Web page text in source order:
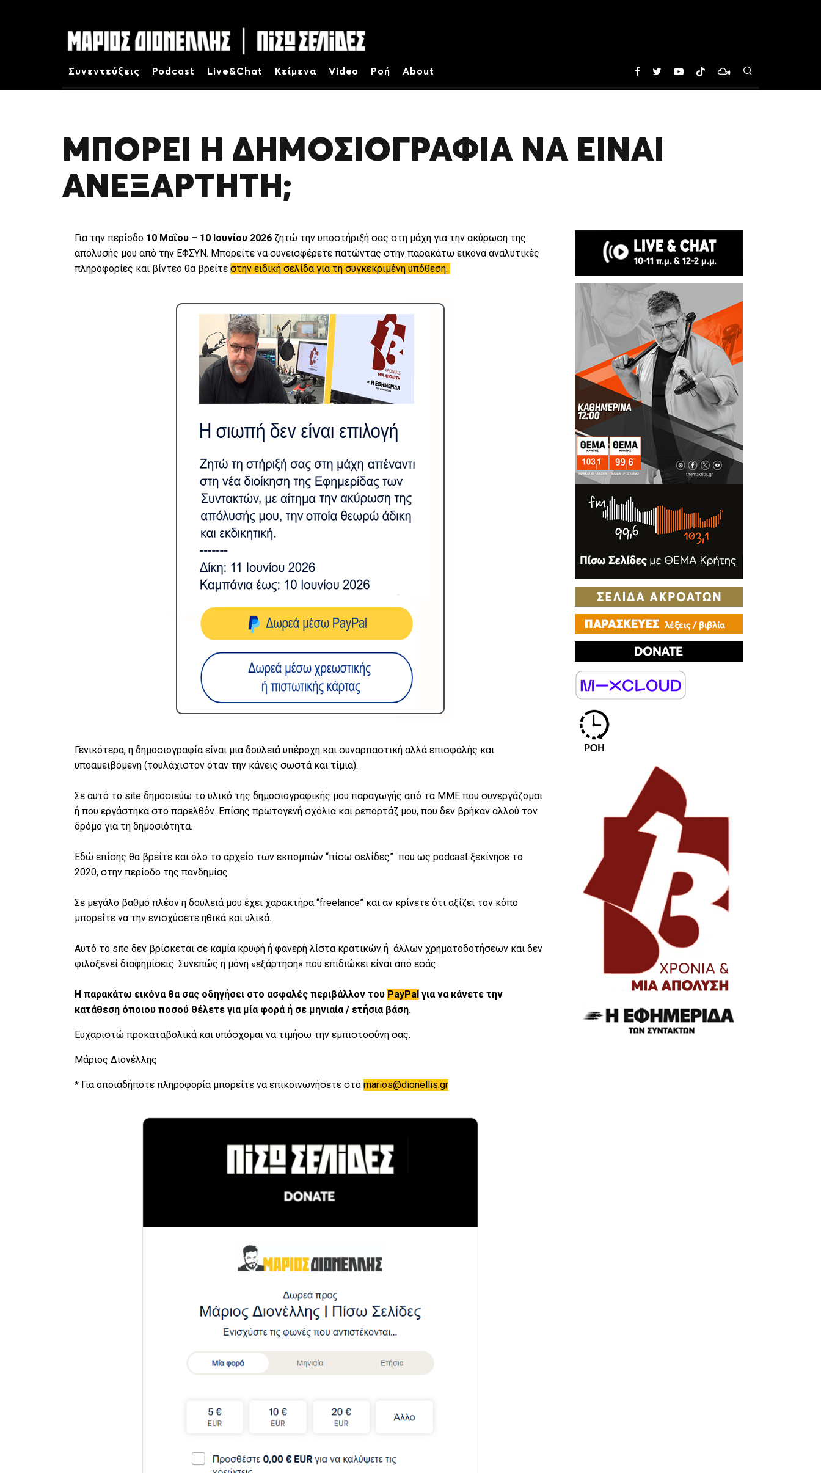
Συνεντεύξεις Podcast Live&Chat Κείμενα Video Ροή About
ΜΠΟΡΕΙ Η ΔΗΜΟΣΙΟΓΡΑΦΙΑ ΝΑ ΕΙΝΑΙ
ΑΝΕΞΑΡΤΗΤΗ;
Για την περίοδο 10 Μαΐου – 10 Ιουνίου 2026 ζητώ την υποστήριξή σας στη μάχη για την ακύρωση της
απόλυσής μου από την ΕΦΣΥΝ. Μπορείτε να συνεισφέρετε πατώντας στην παρακάτω εικόνα αναλυτικές
πληροφορίες και βίντεο θα βρείτε στην ειδική σελίδα για τη συγκεκριμένη υπόθεση.
Γενικότερα, η δημοσιογραφία είναι μια δουλειά υπέροχη και συναρπαστική αλλά επισφαλής και
υποαμειβόμενη (τουλάχιστον όταν την κάνεις σωστά και τίμια).
Σε αυτό το site δημοσιεύω το υλικό της δημοσιογραφικής μου παραγωγής από τα ΜΜΕ που συνεργάζομαι
ή που εργάστηκα στο παρελθόν. Επίσης πρωτογενή σχόλια και ρεπορτάζ μου, που δεν βρήκαν αλλού τον
δρόμο για τη δημοσιότητα.
Εδώ επίσης θα βρείτε και όλο το αρχείο των εκπομπών “πίσω σελίδες” που ως podcast ξεκίνησε το
2020, στην περίοδο της πανδημίας.
Σε μεγάλο βαθμό πλέον η δουλειά μου έχει χαρακτήρα “freelance” και αν κρίνετε ότι αξίζει τον κόπο
μπορείτε να την ενισχύσετε ηθικά και υλικά.
Αυτό το site δεν βρίσκεται σε καμία κρυφή ή φανερή λίστα κρατικών ή άλλων χρηματοδοτήσεων και δεν
φιλοξενεί διαφημίσεις. Συνεπώς η μόνη «εξάρτηση» που επιδιώκει είναι από εσάς.
Η παρακάτω εικόνα θα σας οδηγήσει στο ασφαλές περιβάλλον του PayPal για να κάνετε την
κατάθεση όποιου ποσού θέλετε για μία φορά ή σε μηνιαία / ετήσια βάση.
Ευχαριστώ προκαταβολικά και υπόσχομαι να τιμήσω την εμπιστοσύνη σας.
Μάριος Διονέλλης
* Για οποιαδήποτε πληροφορία μπορείτε να επικοινωνήσετε στο marios@dionellis.gr